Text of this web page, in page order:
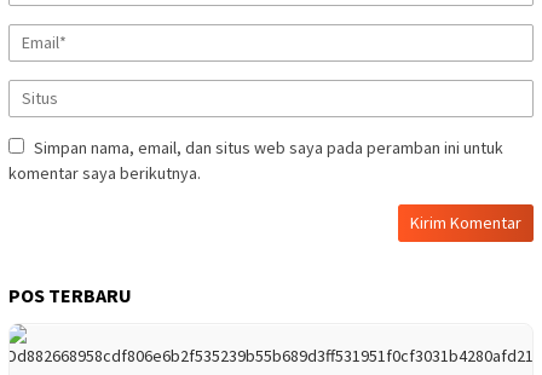
Simpan nama, email, dan situs web saya pada peramban ini untuk
komentar saya berikutnya.
POS TERBARU